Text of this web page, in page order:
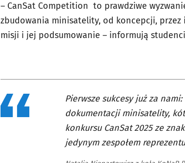
– CanSat Competition to prawdziwe
zbudowania minisatelity, od koncepcji,
misji i jej podsumowanie – informują
Pierwsze sukcesy już za
dokumentacji minisatelity,
konkursu CanSat 2025 ze
jedynym zespołem